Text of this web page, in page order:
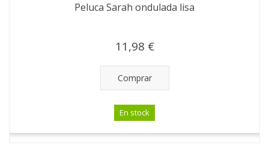
Peluca Sarah ondulada lisa
11,98 €
Comprar
En stock